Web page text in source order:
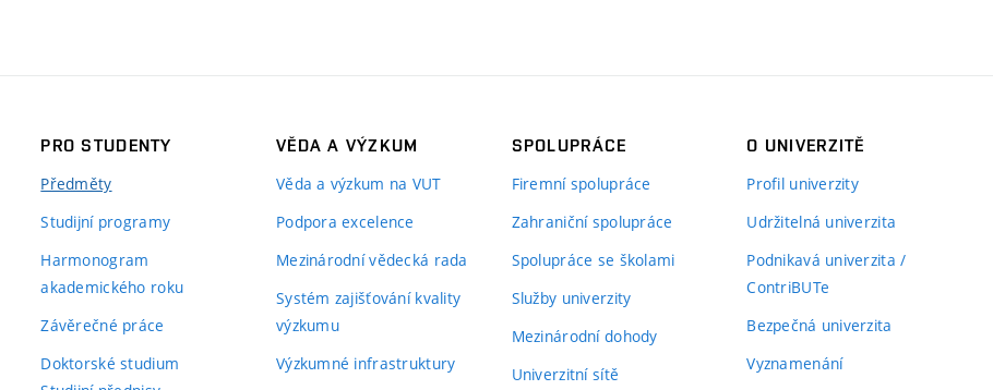
PRO STUDENTY
Předměty
Studijní programy
Harmonogram
akademického roku
Závěrečné práce
Doktorské studium
VĚDA A VÝZKUM
Věda a výzkum na VUT
Podpora excelence
Mezinárodní vědecká rada
Systém zajišťování kvality
výzkumu
Výzkumné infrastruktury
SPOLUPRÁCE
Firemní spolupráce
Zahraniční spolupráce
Spolupráce se školami
Služby univerzity
Mezinárodní dohody
Univerzitní sítě
O UNIVERZITĚ
Profil univerzity
Udržitelná univerzita
Podnikavá univerzita /
ContriBUTe
Bezpečná univerzita
Vyznamenání